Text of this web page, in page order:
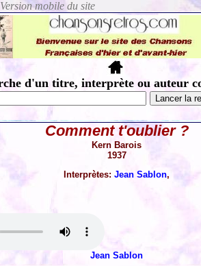
d'un titre, interprète ou auteur
Comment t'oublier ?
Kern Barois
1937
Interprètes:Jean Sablon,
Jean Sablon